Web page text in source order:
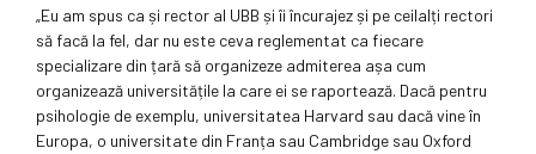
„Eu am spus ca și rector al UBB și îi încurajez și pe ceilalți rectori
să facă la fel, dar nu este ceva reglementat ca fiecare
specializare din țară să organizeze admiterea așa cum
organizează universitățile la care ei se raportează. Dacă pentru
psihologie de exemplu, universitatea Harvard sau dacă vine în
Europa, o universitate din Franța sau Cambridge sau Oxford